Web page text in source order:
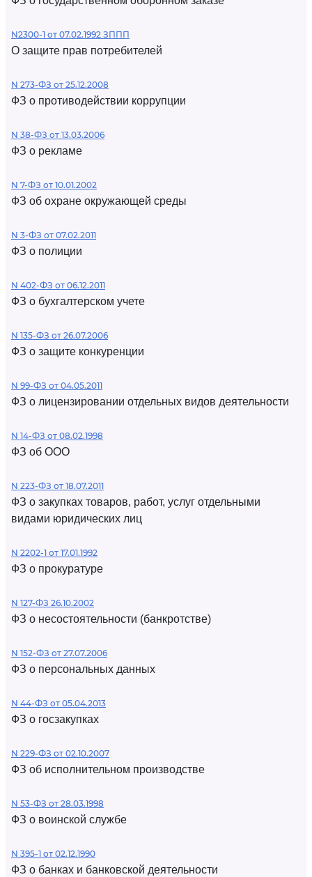
N2300-1 от 07.02.1992 ЗППП
О защите прав потребителей
N 273-ФЗ от 25.12.2008
ФЗ о противодействии коррупции
N 38-ФЗ от 13.03.2006
ФЗ о рекламе
N 7-ФЗ от 10.01.2002
ФЗ об охране окружающей среды
N 3-ФЗ от 07.02.2011
ФЗ о полиции
N 402-ФЗ от 06.12.2011
ФЗ о бухгалтерском учете
N 135-ФЗ от 26.07.2006
ФЗ о защите конкуренции
N 99-ФЗ от 04.05.2011
ФЗ о лицензировании отдельных видов деятельности
N 14-ФЗ от 08.02.1998
ФЗ об ООО
N 223-ФЗ от 18.07.2011
ФЗ о закупках товаров, работ, услуг отдельными
видами юридических лиц
N 2202-1 от 17.01.1992
ФЗ о прокуратуре
N 127-ФЗ 26.10.2002
ФЗ о несостоятельности (банкротстве)
N 152-ФЗ от 27.07.2006
ФЗ о персональных данных
N 44-ФЗ от 05.04.2013
ФЗ о госзакупках
N 229-ФЗ от 02.10.2007
ФЗ об исполнительном производстве
N 53-ФЗ от 28.03.1998
ФЗ о воинской службе
N 395-1 от 02.12.1990
ФЗ о банках и банковской деятельности